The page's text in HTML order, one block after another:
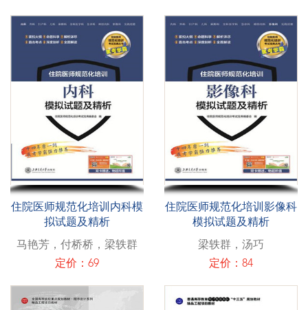
住院医师规范化培训内科模
拟试题及精析
马艳芳，付桥桥，梁轶群
定价：69
住院医师规范化培训影像科
模拟试题及精析
梁轶群，汤巧
定价：84